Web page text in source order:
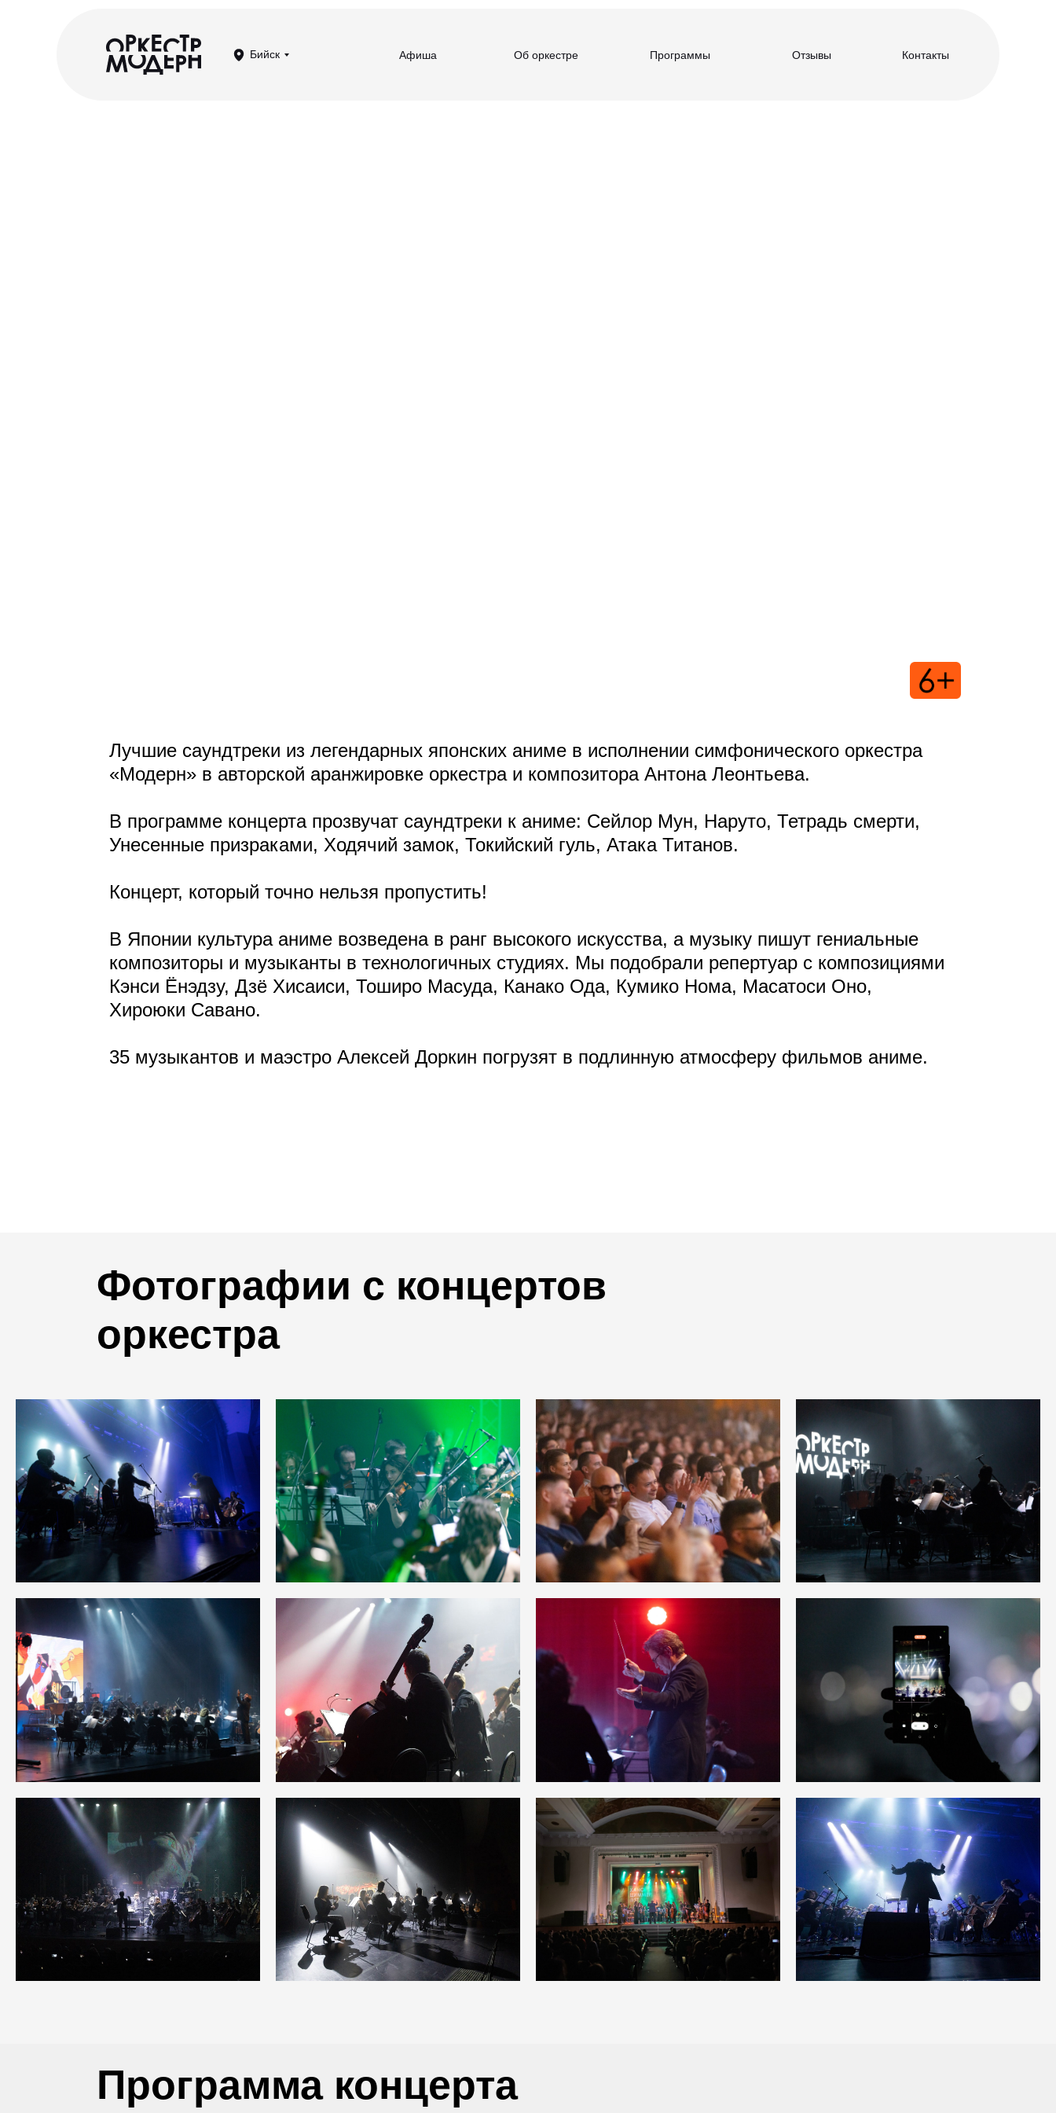
Бийск Афиша Об оркестре Контакты
Отзывы
Программы
Лучшие саундтреки из легендарных японских аниме в исполнении симфонического оркестра
«Модерн» в авторской аранжировке оркестра и композитора Антона Леонтьева.
В программе концерта прозвучат саундтреки к аниме: Сейлор Мун, Наруто, Тетрадь смерти,
Унесенные призраками, Ходячий замок, Токийский гуль, Атака Титанов.
Концерт, который точно нельзя пропустить!
В Японии культура аниме возведена в ранг высокого искусства, а музыку пишут гениальные
композиторы и музыканты в технологичных студиях. Мы подобрали репертуар с композициями
Кэнси Ёнэдзу, Дзё Хисаиси, Тоширо Масуда, Канако Ода, Кумико Нома, Масатоси Оно,
Хироюки Савано.
35 музыкантов и маэстро Алексей Доркин погрузят в подлинную атмосферу фильмов аниме.
Купить билеты
Фотографии с концертов
оркестра
Программа концерта